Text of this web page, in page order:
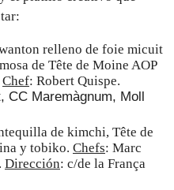
relleno de foie micuit
de Tête de Moine AOP
Chef: Robert Quispe.
CC Maremàgnum, Moll
de kimchi, Tête de
y tobiko. Chefs: Marc
Dirección: c/de la França